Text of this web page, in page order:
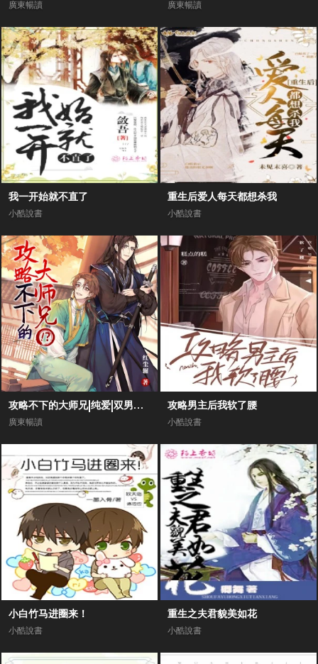
廣東暢讀 廣東暢讀
我一开始就不直了
小酷說書
重生后爱人每天都想杀我
小酷說書
攻略不下的大师兄|纯爱|双男主剧场|高甜爆笑1V1|师尊甜文
廣東暢讀
攻略男主后我软了腰
小酷說書
小白竹马进圈来！
小酷說書
重生之夫君貌美如花
小酷說書